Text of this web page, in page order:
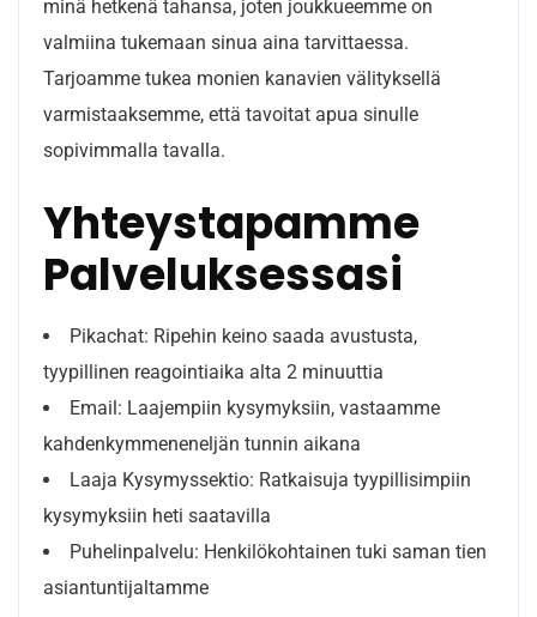
minä hetkenä tahansa, joten joukkueemme on
valmiina tukemaan sinua aina tarvittaessa.
Tarjoamme tukea monien kanavien välityksellä
varmistaaksemme, että tavoitat apua sinulle
sopivimmalla tavalla.
Yhteystapamme
Palveluksessasi
Pikachat: Ripehin keino saada avustusta,
tyypillinen reagointiaika alta 2 minuuttia
Email: Laajempiin kysymyksiin, vastaamme
kahdenkymmeneneljän tunnin aikana
Laaja Kysymyssektio: Ratkaisuja tyypillisimpiin
kysymyksiin heti saatavilla
Puhelinpalvelu: Henkilökohtainen tuki saman tien
asiantuntijaltamme